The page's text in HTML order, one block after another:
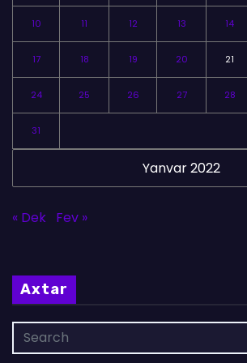
Yanvar 2022
10 11 12 13 14
17 18 19 20 21
24 25 26 27 28
31
« Dek Fev »
Axtar